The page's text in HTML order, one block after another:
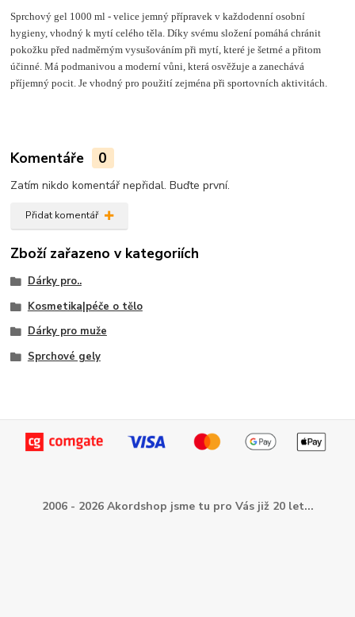
Sprchový gel 1000 ml - velice jemný přípravek v každodenní osobní
hygieny, vhodný k mytí celého těla. Díky svému složení pomáhá chránit
pokožku před nadměrným vysušováním při mytí, které je šetrné a přitom
účinné. Má podmanivou a moderní vůni, která osvěžuje a zanechává
příjemný pocit. Je vhodný pro použití zejména při sportovních aktivitách.
Komentáře 0
Zatím nikdo komentář nepřidal. Buďte první.
Přidat komentář
Zboží zařazeno v kategoriích
Dárky pro..
Kosmetika|péče o tělo
Dárky pro muže
Sprchové gely
2006 - 2026 Akordshop jsme tu pro Vás již 20 let...